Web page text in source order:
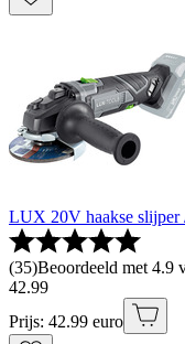
LUX 20V haakse slijper
(35)Beoordeeld met 4.9
42.99
Prijs: 42.99 euro